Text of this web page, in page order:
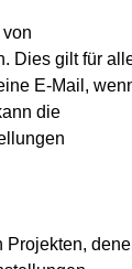
Dies gilt für
E-Mail,
die
Projekten,